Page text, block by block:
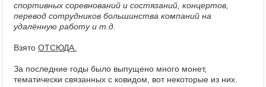
спортивных соревнований и состязаний, концертов,
перевод сотрудников большинства компаний на
удалённую работу и т.д.
Взято ОТСЮДА.
За последние годы было выпущено много монет,
тематически связанных с ковидом, вот некоторые из них.